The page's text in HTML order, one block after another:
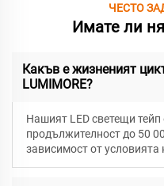
ЧЕСТО
Имате ли
Какъв е жизненият
LUMIMORE?
Нашият LED светещи
продължителност до 50
зависимост от условията